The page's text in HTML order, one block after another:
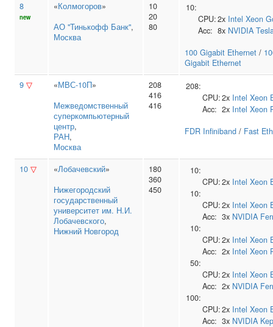
8
new
«Колмогоров»
АО "Тинькофф Банк",
Москва
10
20
80
10:
CPU:2x Intel Xeon
Acc: 8x NVIDIA
100 Gigabit Ethernet /
Gigabit Ethernet
9 ▽ «МВС-10П»
Межведомственный
суперкомпьютерный
центр,
РАН,
Москва
208
416
416
208:
CPU:2x Intel Xeon
Acc: 2x Intel Xeon
FDR Infiniband / Fast
10 ▽ «Лобачевский»
Нижегородский
государственный
университет им. Н.И.
Лобачевского,
Нижний Новгород
180
360
450
10:
CPU:2x Intel Xeon
10:
CPU:2x Intel Xeon
Acc: 3x NVIDIA
10:
CPU:2x Intel Xeon
Acc: 2x Intel Xeon
50:
CPU:2x Intel Xeon
Acc: 2x NVIDIA
100:
CPU:2x Intel Xeon
Acc: 3x NVIDIA